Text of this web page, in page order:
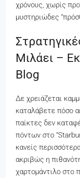
χρόνους, χωρίς
μυστηριώδες
Μιλάει –
Blog
Δε χρειάζεται
καταλάβετε πόσο
παίκτες δεν
πόντων στο
κανείς
ακριβώς η
χαρτομάντιλο στο